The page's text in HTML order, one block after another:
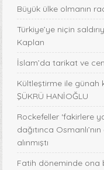
Büyük ülke olmanın
Türkiye’ye niçin
Kaplan
İslam’da tarikat ve
Kültleştirme ile günah
ŞÜKRÜ HANİOĞLU
Rockefeller ‘fakirlere
dağıtınca
alınmıştı
Fatih döneminde ona